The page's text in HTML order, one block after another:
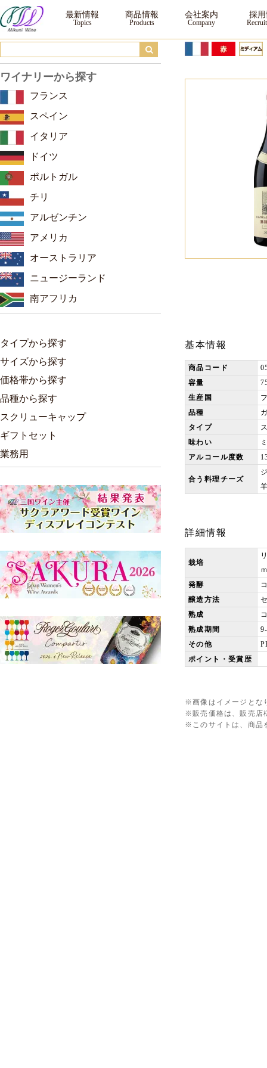
メゾン・ジャン・ロロン ブルイィ シャトー・ド・ラ・テリエール ｜ ワイン ｜
最新情報 商品情報 会社案内 採
基本情報
商品コード
容量
生産国
品種
タイプ
味わい
アルコール度数
合う料理チーズ
詳細情報
栽培
発酵
醸造方法
熟成
熟成期間
その他
ポイント・受賞歴
※画像はイメージとな
※販売価格は、販売店
※このサイトは、商品
ワイナリーから探す
フランス
スペイン
イタリア
ドイツ
ポルトガル
チリ
アルゼンチン
アメリカ
オーストラリア
ニュージーランド
南アフリカ
タイプから探す
サイズから探す
価格帯から探す
品種から探す
スクリューキャップ
ギフトセット
業務用